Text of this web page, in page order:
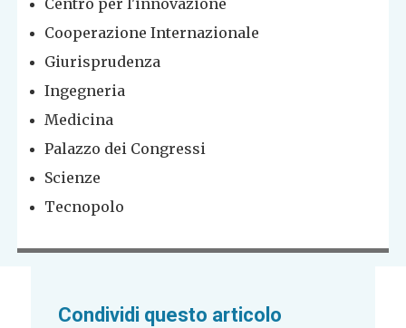
Centro per l'innovazione
Cooperazione Internazionale
Giurisprudenza
Ingegneria
Medicina
Palazzo dei Congressi
Scienze
Tecnopolo
Condividi questo articolo